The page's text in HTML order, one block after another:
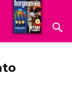
Hoteldomani